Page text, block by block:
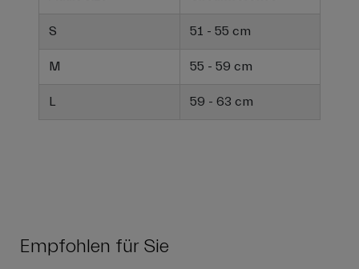
S 51 - 55 cm
M 55 - 59 cm
L 59 - 63 cm
Empfohlen für Sie